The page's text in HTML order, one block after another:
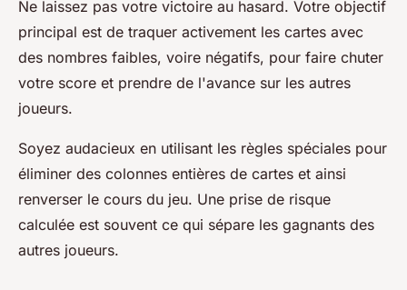
Ne laissez pas votre victoire au hasard. Votre objectif
principal est de traquer activement les cartes avec
des nombres faibles, voire négatifs, pour faire chuter
votre score et prendre de l'avance sur les autres
joueurs.
Soyez audacieux en utilisant les règles spéciales pour
éliminer des colonnes entières de cartes et ainsi
renverser le cours du jeu. Une prise de risque
calculée est souvent ce qui sépare les gagnants des
autres joueurs.